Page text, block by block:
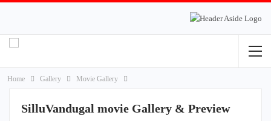
Home Gallery Movie Gallery
SilluVandugal movie Gallery & Preview